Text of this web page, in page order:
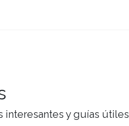
interesantes y guías útiles